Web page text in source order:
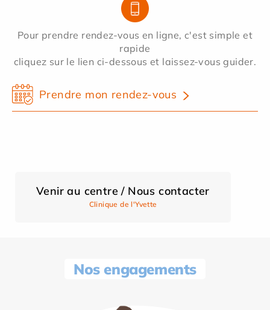
Pour prendre rendez-vous en ligne, c'est simple et
rapide
cliquez sur le lien ci-dessous et laissez-vous guider.
Prendre mon rendez-vous
Venir au centre / Nous contacter
Clinique de l'Yvette
Nos engagements